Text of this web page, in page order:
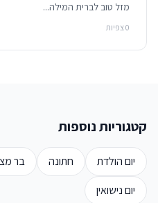
מזל טוב לברית המילה...
0 צפיות
קטגוריות נוספות
יום הולדת חתונה בר
יום נישואין